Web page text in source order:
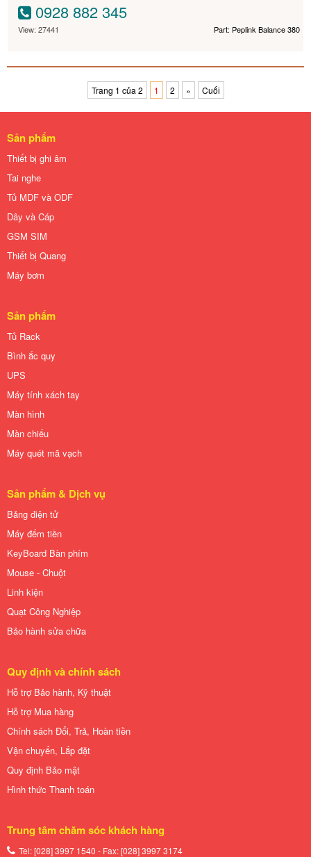
0928 882 345
View: 27441 Part: Peplink Balance 380
Trang 1 của 2 1 2 » Cuối
Sản phẩm
Thiết bị ghi âm
Tai nghe
Tủ MDF và ODF
Dây và Cáp
GSM SIM
Thiết bị Quang
Máy bơm
Sản phẩm
Tủ Rack
Bình ắc quy
UPS
Máy tính xách tay
Màn hình
Màn chiếu
Máy quét mã vạch
Sản phẩm & Dịch vụ
Bảng điện tử
Máy đếm tiền
KeyBoard Bàn phím
Mouse - Chuột
Linh kiện
Quạt Công Nghiệp
Bảo hành sửa chữa
Quy định và chính sách
Hỗ trợ Bảo hành, Kỹ thuật
Hỗ trợ Mua hàng
Chính sách Đổi, Trả, Hoàn tiền
Vận chuyển, Lắp đặt
Quy định Bảo mật
Hình thức Thanh toán
Trung tâm chăm sóc khách hàng
Tel: [028] 3997 1540 - Fax: [028]3997 3174